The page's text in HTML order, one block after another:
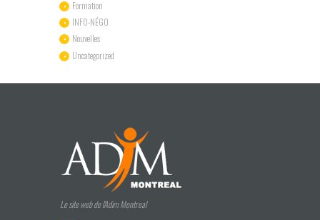
Formation
INFO-NÉGO
Nouvelles
Uncategorized
Le site web de l'Adim Montreal